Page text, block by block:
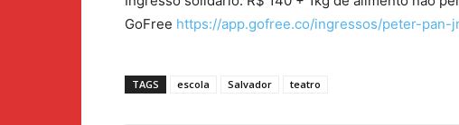
GoFree https://app.gofree.co/ingressos/peter-pan-
TAGS escola Salvador teatro